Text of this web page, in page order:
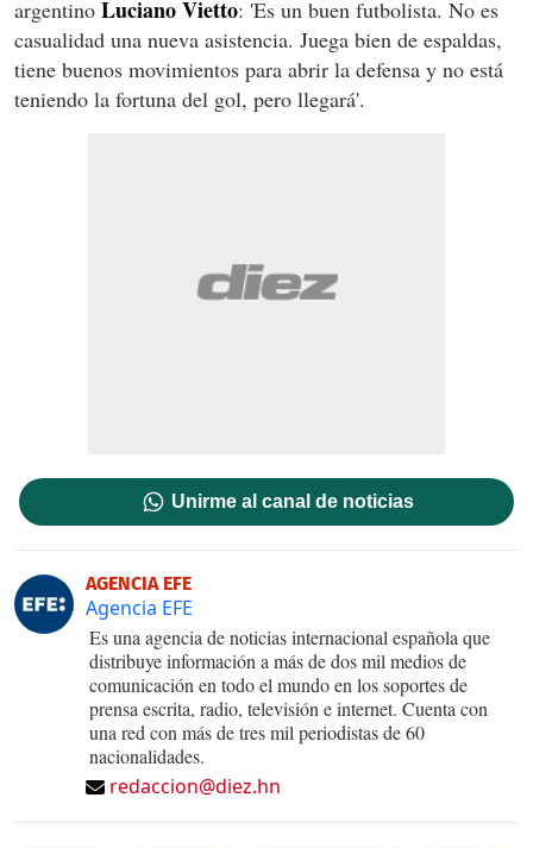
argentino Luciano Vietto: 'Es un buen futbolista. No es
casualidad una nueva asistencia. Juega bien de espaldas,
tiene buenos movimientos para abrir la defensa y no está
teniendo la fortuna del gol, pero llegará'.
Unirme al canal de noticias
AGENCIA EFE
Agencia EFE
Es una agencia de noticias internacional española que
distribuye información a más de dos mil medios de
comunicación en todo el mundo en los soportes de
prensa escrita, radio, televisión e internet. Cuenta con
una red con más de tres mil periodistas de 60
nacionalidades.
redaccion@diez.hn